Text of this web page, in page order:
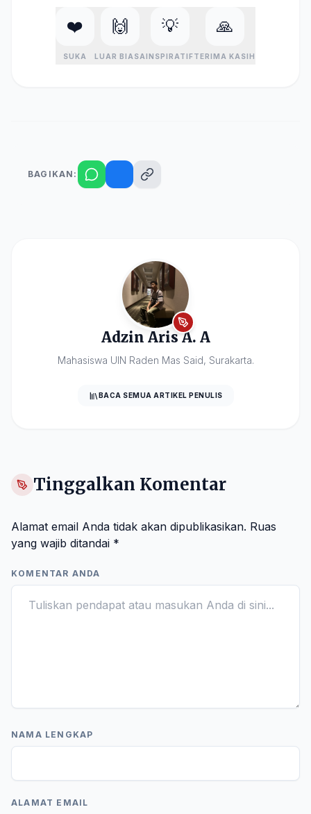
❤️
SUKA
🙌
LUAR BIASA
💡
INSPIRATIF
🙏
TERIMA KASIH
BAGIKAN:
Adzin Aris A. A
Mahasiswa UIN Raden Mas Said, Surakarta.
BACA SEMUA ARTIKEL PENULIS
Tinggalkan Komentar
Alamat email Anda tidak akan dipublikasikan. Ruas
yang wajib ditandai *
KOMENTAR ANDA
NAMA LENGKAP
ALAMAT EMAIL